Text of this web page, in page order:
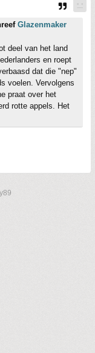
Glazenmaker
deel van het land
en roept
dat die "nep"
voelen. Vervolgens
praat over het
rotte appels. Het